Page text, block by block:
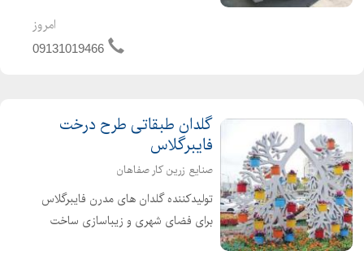
سرسره صاف و پیچ تاب زنجیری الاکلنگ
امروز
09131019466
گلدان طبقاتی طرح درخت
فایبرگلاس
صنایع زرین کار صفاهان
تولیدکننده گلدان های مدرن فایبرگلاس
برای فضای شهری و زیباسازی ساخت